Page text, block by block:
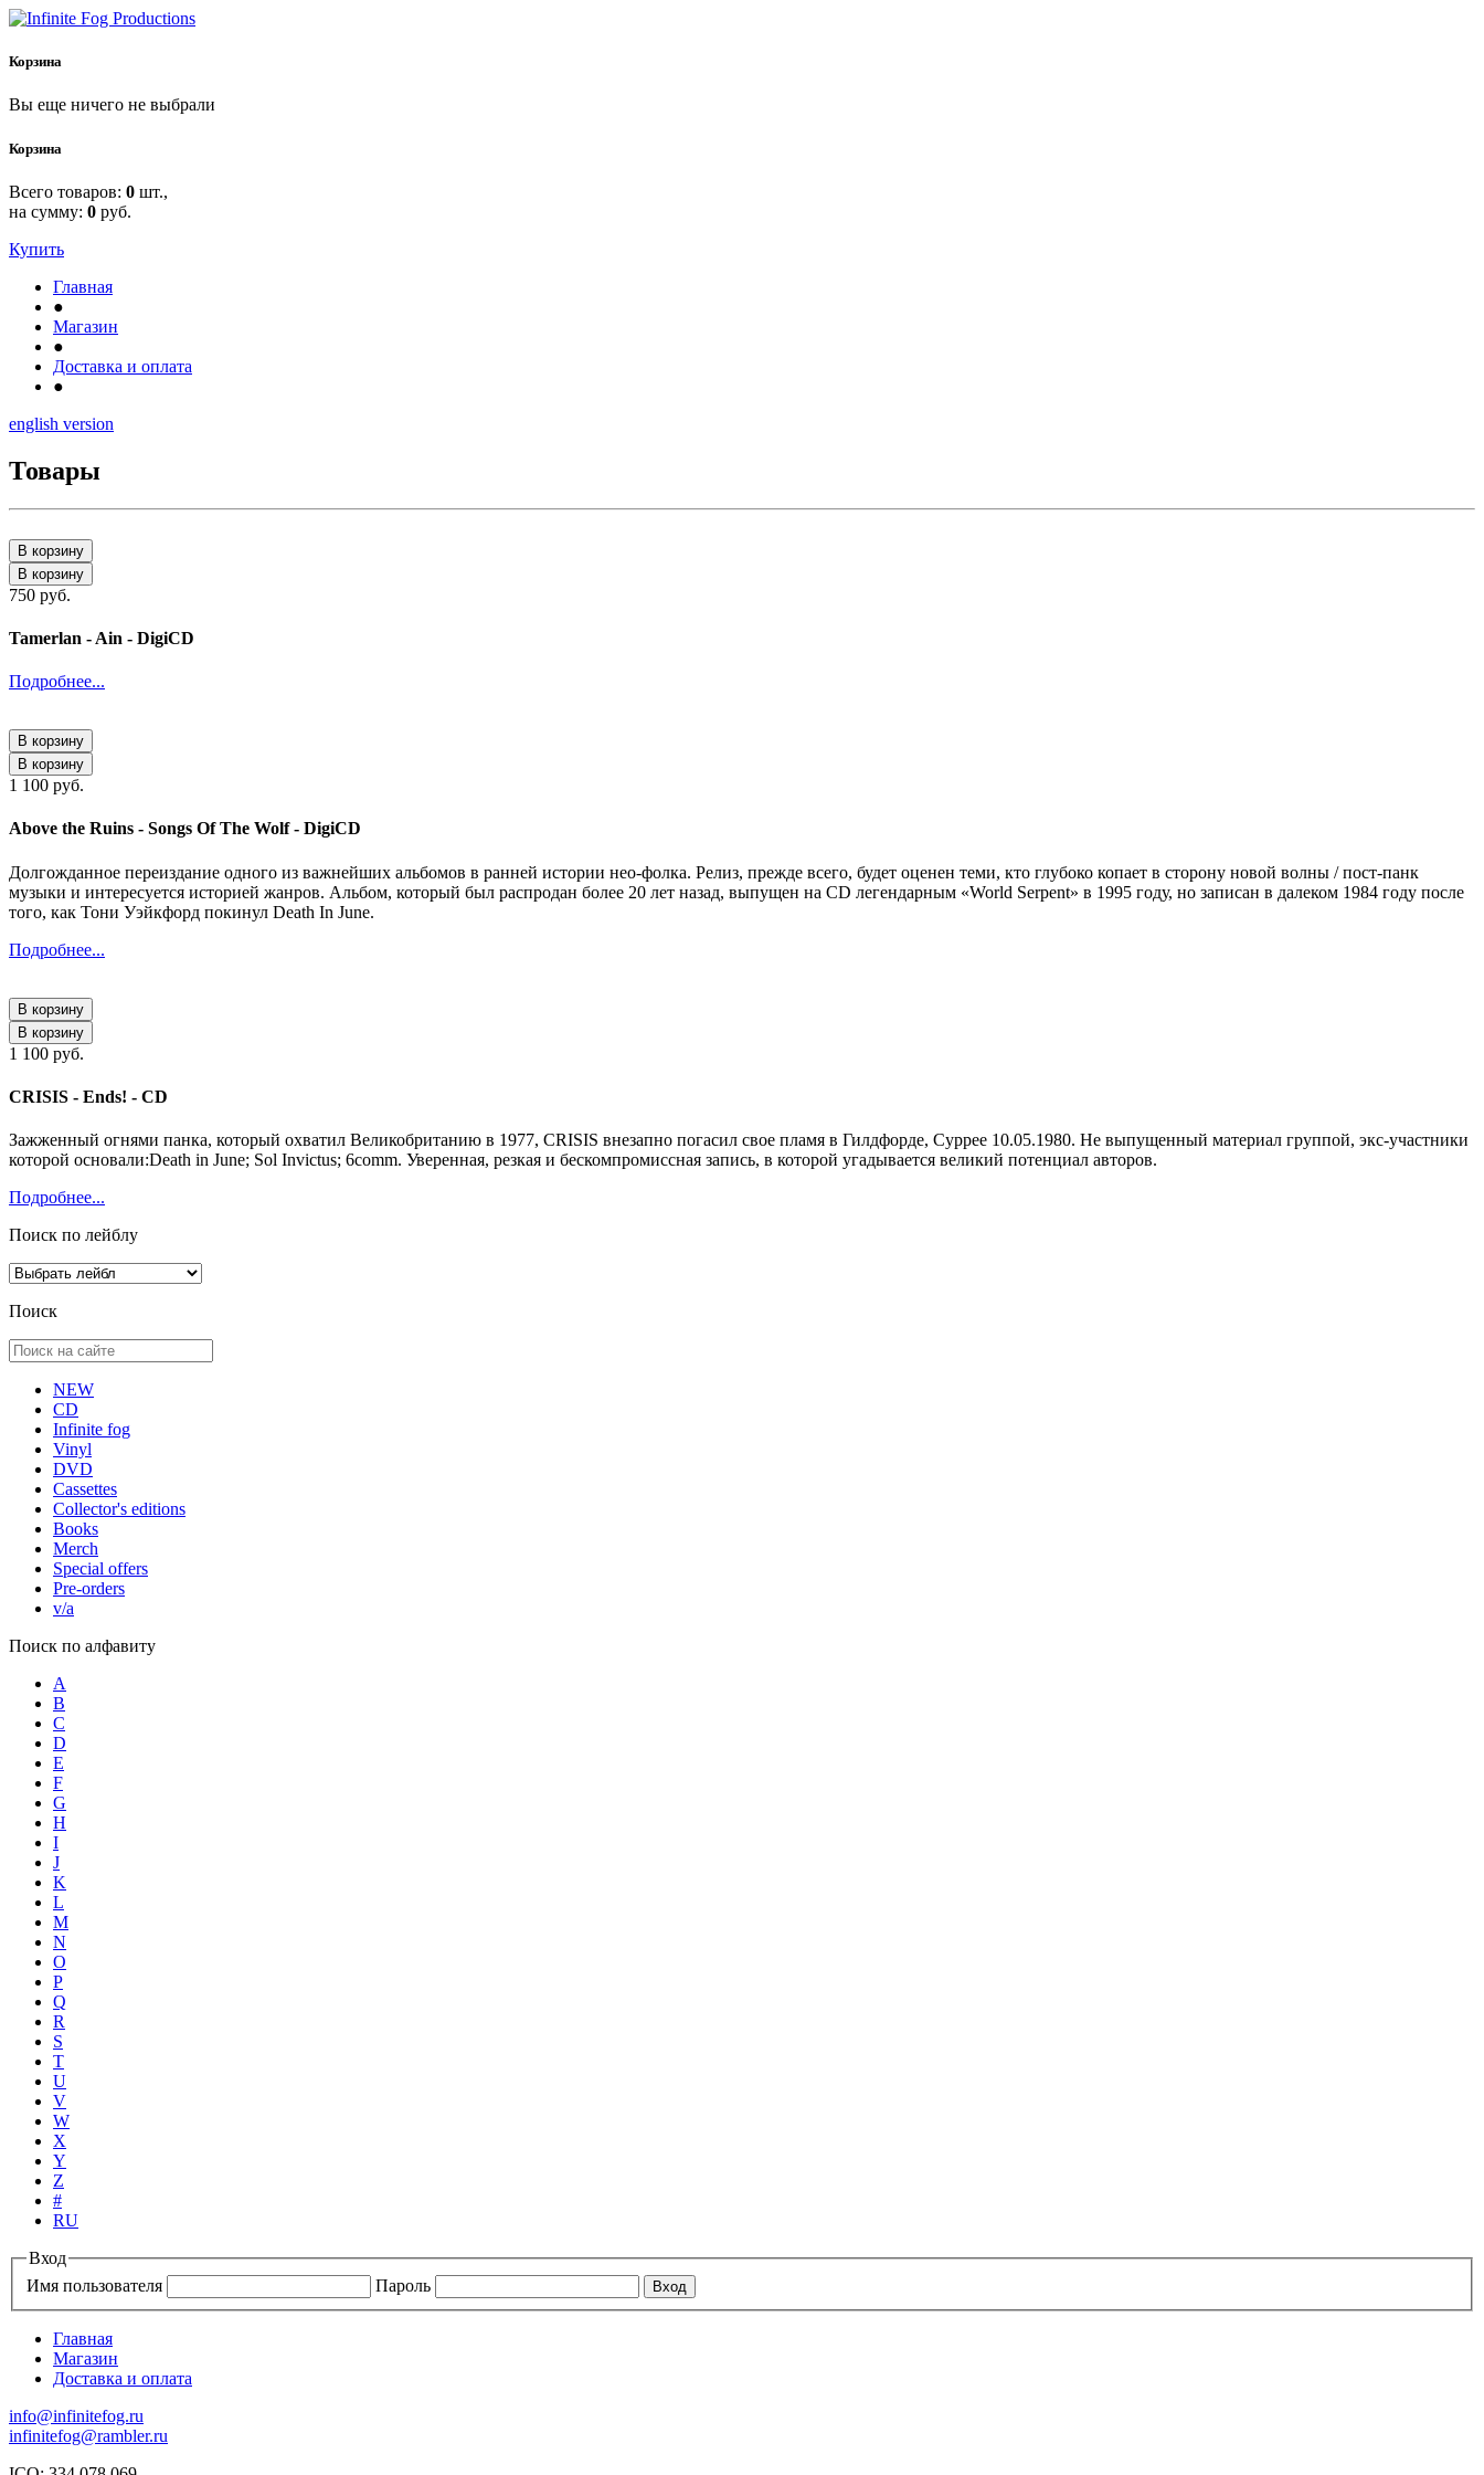
Корзина
Вы еще ничего не выбрали
Корзина
Всего товаров: 0 шт.,
на сумму: 0 руб.
Купить
Главная
●
Магазин
●
Доставка и оплата
●
english version
Товары
В корзину
В корзину
750 руб.
Tamerlan - Ain - DigiCD
Подробнее...
В корзину
В корзину
1 100 руб.
Above the Ruins - Songs Of The Wolf - DigiCD
Долгожданное переиздание одного из важнейших альбомов в ранней истории нео-фолка. Релиз, прежде всего, будет оценен теми, кто глубоко копает в сторону новой волны / пост-панк
музыки и интересуется историей жанров. Альбом, который был распродан более 20 лет назад, выпущен на CD легендарным «World Serpent» в 1995 году, но записан в далеком 1984 году после
того, как Тони Уэйкфорд покинул Death In June.
Подробнее...
В корзину
В корзину
1 100 руб.
CRISIS - Ends! - CD
Зажженный огнями панка, который охватил Великобританию в 1977, CRISIS внезапно погасил свое пламя в Гилдфорде, Суррее 10.05.1980. Не выпущенный материал группой, экс-участники
которой основали:Death in June; Sol Invictus; 6comm. Уверенная, резкая и бескомпромиссная запись, в которой угадывается великий потенциал авторов.
Подробнее...
Поиск по лейблу
Поиск
NEW
CD
Infinite fog
Vinyl
DVD
Cassettes
Collector's editions
Books
Merch
Special offers
Pre-orders
v/a
Поиск по алфавиту
A
B
C
D
E
F
G
H
I
J
K
L
M
N
O
P
Q
R
S
T
U
V
W
X
Y
Z
#
RU
Вход
Имя пользователя
Пароль
Главная
Магазин
Доставка и оплата
info@infinitefog.ru
infinitefog@rambler.ru